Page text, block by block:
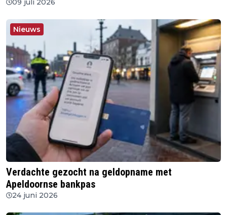
09 juli 2026
Nieuws
Verdachte gezocht na geldopname met
Apeldoornse bankpas
24 juni 2026